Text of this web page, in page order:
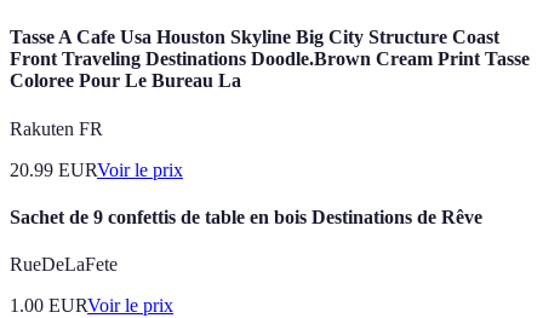
Tasse A Cafe Usa Houston Skyline Big City Structure Coast
Front Traveling Destinations Doodle.Brown Cream Print Tasse
Coloree Pour Le Bureau La
Rakuten FR
20.99 EURVoir le prix
Sachet de 9 confettis de table en bois Destinations de Rêve
RueDeLaFete
1.00 EURVoir le prix